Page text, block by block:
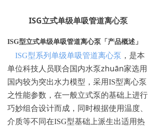
ISG立式单级单吸管道离心泵
ISG型立式单级单吸管道离心泵 「 产品概述 」
ISG型系列单级单吸管道离心泵 ，是本
单位科技人员联合国内水泵zhuān家选用
国内较为突出水力模型，采用IS型离心泵
之性能参数，在一般立式泵的基础上进行
巧妙组合设计而成，同时根据使用温度、
介质等不同在ISG型基础上派生出适用热